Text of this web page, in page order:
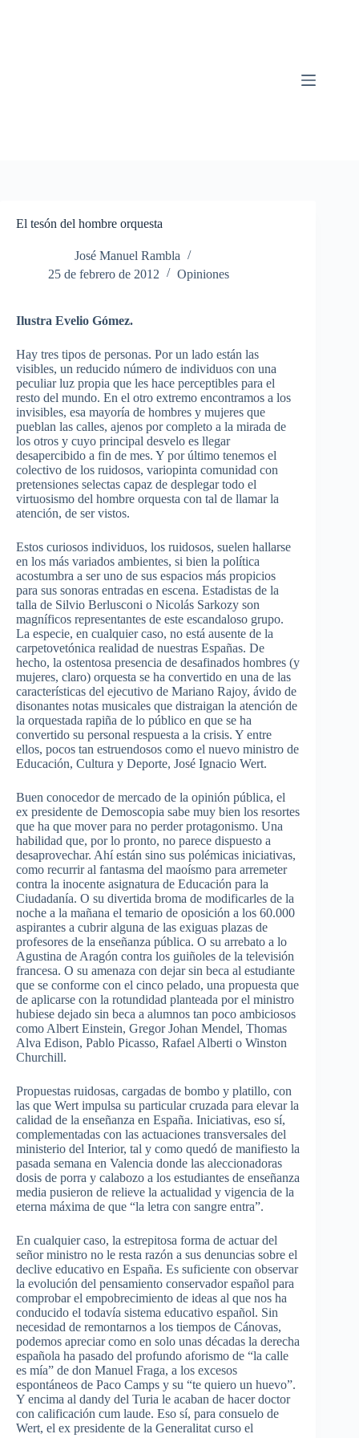
El tesón del hombre orquesta
José Manuel Rambla
25 de febrero de 2012
Opiniones
Ilustra Evelio Gómez.
Hay tres tipos de personas. Por un lado están las
visibles, un reducido número de individuos con una
peculiar luz propia que les hace perceptibles para el
resto del mundo. En el otro extremo encontramos a los
invisibles, esa mayoría de hombres y mujeres que
pueblan las calles, ajenos por completo a la mirada de
los otros y cuyo principal desvelo es llegar
desapercibido a fin de mes. Y por último tenemos el
colectivo de los ruidosos, variopinta comunidad con
pretensiones selectas capaz de desplegar todo el
virtuosismo del hombre orquesta con tal de llamar la
atención, de ser vistos.
Estos curiosos individuos, los ruidosos, suelen hallarse
en los más variados ambientes, si bien la política
acostumbra a ser uno de sus espacios más propicios
para sus sonoras entradas en escena. Estadistas de la
talla de Silvio Berlusconi o Nicolás Sarkozy son
magníficos representantes de este escandaloso grupo.
La especie, en cualquier caso, no está ausente de la
carpetovetónica realidad de nuestras Españas. De
hecho, la ostentosa presencia de desafinados hombres (y
mujeres, claro) orquesta se ha convertido en una de las
características del ejecutivo de Mariano Rajoy, ávido de
disonantes notas musicales que distraigan la atención de
la orquestada rapiña de lo público en que se ha
convertido su personal respuesta a la crisis. Y entre
ellos, pocos tan estruendosos como el nuevo ministro de
Educación, Cultura y Deporte, José Ignacio Wert.
Buen conocedor de mercado de la opinión pública, el
ex presidente de Demoscopia sabe muy bien los resortes
que ha que mover para no perder protagonismo. Una
habilidad que, por lo pronto, no parece dispuesto a
desaprovechar. Ahí están sino sus polémicas iniciativas,
como recurrir al fantasma del maoísmo para arremeter
contra la inocente asignatura de Educación para la
Ciudadanía. O su divertida broma de modificarles de la
noche a la mañana el temario de oposición a los 60.000
aspirantes a cubrir alguna de las exiguas plazas de
profesores de la enseñanza pública. O su arrebato a lo
Agustina de Aragón contra los guiñoles de la televisión
francesa. O su amenaza con dejar sin beca al estudiante
que se conforme con el cinco pelado, una propuesta que
de aplicarse con la rotundidad planteada por el ministro
hubiese dejado sin beca a alumnos tan poco ambiciosos
como Albert Einstein, Gregor Johan Mendel, Thomas
Alva Edison, Pablo Picasso, Rafael Alberti o Winston
Churchill.
Propuestas ruidosas, cargadas de bombo y platillo, con
las que Wert impulsa su particular cruzada para elevar la
calidad de la enseñanza en España. Iniciativas, eso sí,
complementadas con las actuaciones transversales del
ministerio del Interior, tal y como quedó de manifiesto la
pasada semana en Valencia donde las aleccionadoras
dosis de porra y calabozo a los estudiantes de enseñanza
media pusieron de relieve la actualidad y vigencia de la
eterna máxima de que “la letra con sangre entra”.
En cualquier caso, la estrepitosa forma de actuar del
señor ministro no le resta razón a sus denuncias sobre el
declive educativo en España. Es suficiente con observar
la evolución del pensamiento conservador español para
comprobar el empobrecimiento de ideas al que nos ha
conducido el todavía sistema educativo español. Sin
necesidad de remontarnos a los tiempos de Cánovas,
podemos apreciar como en solo unas décadas la derecha
española ha pasado del profundo aforismo de “la calle
es mía” de don Manuel Fraga, a los excesos
espontáneos de Paco Camps y su “te quiero un huevo”.
Y encima al dandy del Turia le acaban de hacer doctor
con calificación cum laude. Eso sí, para consuelo de
Wert, el ex presidente de la Generalitat curso el